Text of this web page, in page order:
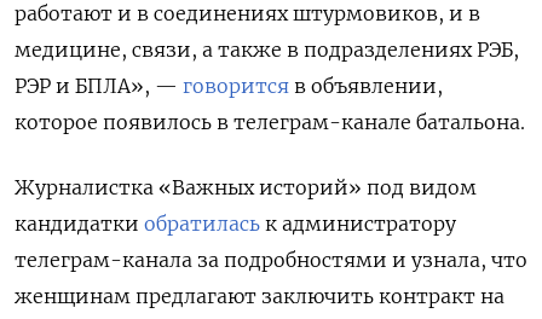
работают и в соединениях штурмовиков, и в
медицине, связи, а также в подразделениях РЭБ,
РЭР и БПЛА», — говорится в объявлении,
которое появилось в телеграм-канале батальона.
Журналистка «Важных историй» под видом
кандидатки обратилась к администратору
телеграм-канала за подробностями и узнала, что
женщинам предлагают заключить контракт на